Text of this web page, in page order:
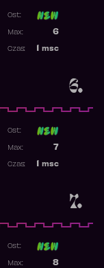
6.
Ost:
6
Max:
msc
Czas:
7.
Ost:
7
Max:
msc
Czas:
Ost:
8
Max: